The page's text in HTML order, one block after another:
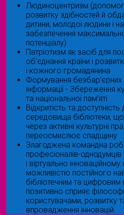
Людиноцентризм
розвитку здібностей й
дитини, молодої людини і
забезпечення
потенціалу)
Патріотизм як засіб для
об'єднання країни і
і кожного громадянина
Формування безбар’єрних
інформації - Збереження
та національної пам’яті
Відкритість та
середовища бібліотеки, що
через активні культурні
переосмислює спадщину
Злагоджена командна
професіоналів-
і віртуально
можливістю постійного
бібліотечним та
позитивно сприяє
користувачами, розвитку
впровадження інновацій.